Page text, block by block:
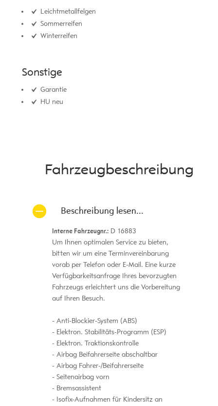
Leichtmetallfelgen
Sommerreifen
Winterreifen
Sonstige
Garantie
HU neu
Fahrzeug­beschreibung
Beschreibung lesen...
Interne Fahrzeugnr.:D 16883
Um Ihnen optimalen Service zu bieten,
bitten wir um eine Terminvereinbarung
vorab per Telefon oder E-Mail. Eine kurze
Verfügbarkeitsanfrage Ihres bevorzugten
Fahrzeugs erleichtert uns die Vorbereitung
auf Ihren Besuch.
Anti-Blockier-System (ABS)
Elektron. Stabilitäts-Programm (ESP)
Elektron. Traktionskontrolle
Airbag Beifahrerseite abschaltbar
Airbag Fahrer-/Beifahrerseite
Seitenairbag vorn
Bremsassistent
Isofix-Aufnahmen für Kindersitz an